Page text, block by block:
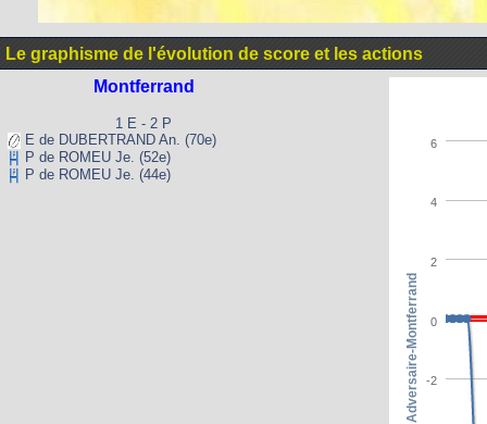
Le graphisme de l'évolution de score et les actions
Montferrand
1 E - 2 P
E de DUBERTRAND An. (70e)
P de ROMEU Je. (52e)
P de ROMEU Je. (44e)
-2
0
2
4
6
Adversaire-Montferrand